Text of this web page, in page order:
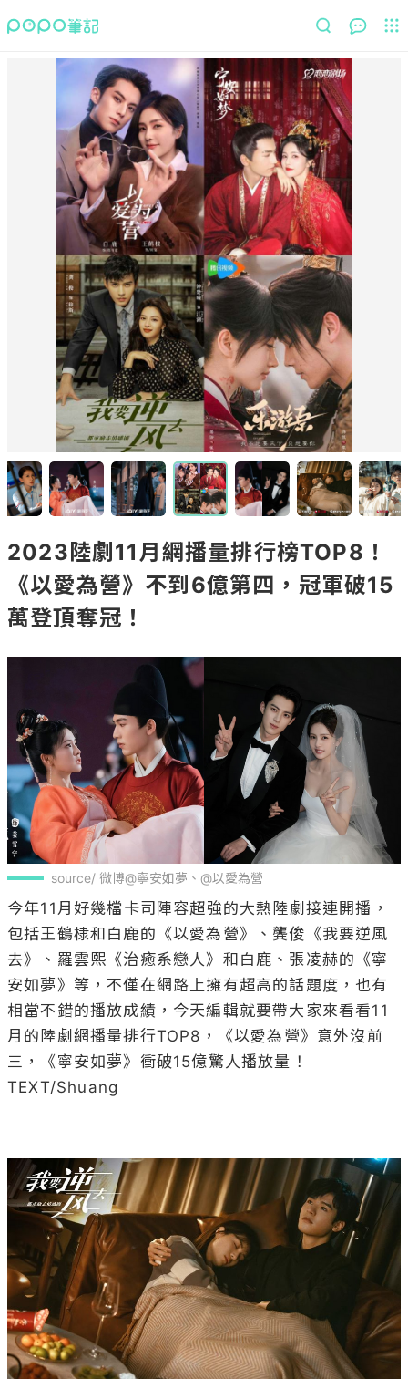
2023陸劇11月網播量排行榜TOP8！
《以愛為營》不到6億第四，冠軍破15
萬登頂奪冠！
source/ 微博@寧安如夢、@以愛為營
今年11月好幾檔卡司陣容超強的大熱陸劇接連開播，
包括王鶴棣和白鹿的《以愛為營》、龔俊《我要逆風
去》、羅雲熙《治癒系戀人》和白鹿、張凌赫的《寧
安如夢》等，不僅在網路上擁有超高的話題度，也有
相當不錯的播放成績，今天編輯就要帶大家來看看11
月的陸劇網播量排行TOP8，《以愛為營》意外沒前
三，《寧安如夢》衝破15億驚人播放量！
TEXT/Shuang